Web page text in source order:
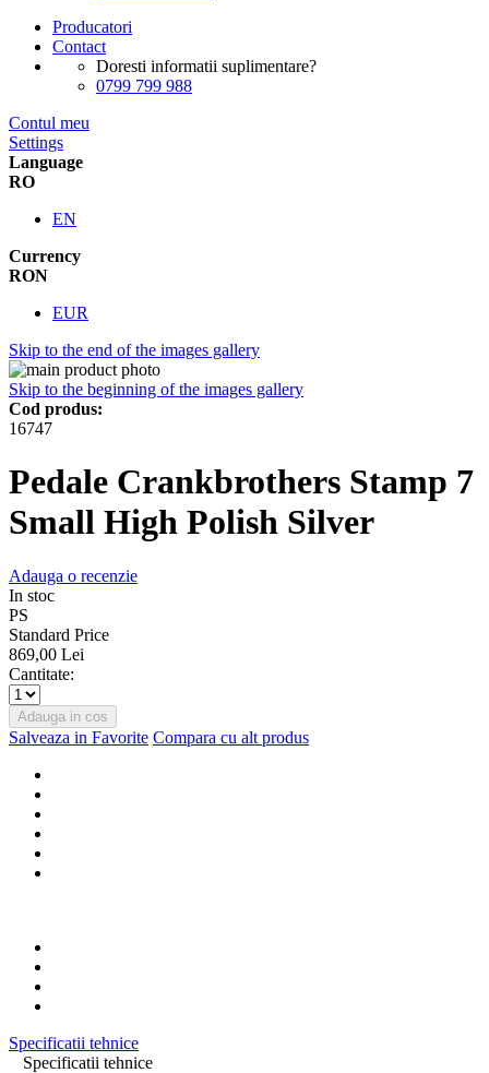
Producatori
Contact
Doresti informatii suplimentare?
0799 799 988
Contul meu
Settings
Language
RO
EN
Currency
RON
EUR
Skip to the end of the images gallery
Skip to the beginning of the images gallery
Cod produs:
16747
Pedale Crankbrothers Stamp 7
Small High Polish Silver
Adauga o recenzie
In stoc
PS
Standard Price
869,00 Lei
Cantitate:
Adauga in cos
Salveaza in Favorite Compara cu alt produs
Specificatii tehnice
Specificatii tehnice